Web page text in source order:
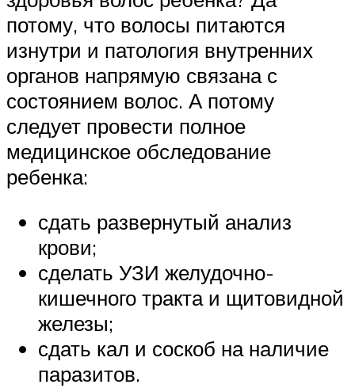
потому, что волосы питаются
изнутри и патология внутренних
органов напрямую связана с
состоянием волос. А потому
следует провести полное
медицинское обследование
ребенка:
сдать развернутый анализ
крови;
сделать УЗИ желудочно-
кишечного тракта и щитовидной
железы;
сдать кал и соскоб на наличие
паразитов.